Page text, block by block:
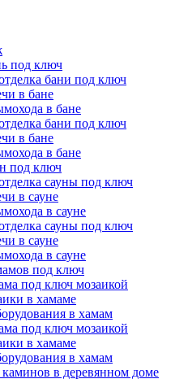
под ключ
бани под ключ
в бане
в бане
бани под ключ
в бане
в бане
под ключ
сауны под ключ
в сауне
в сауне
сауны под ключ
в сауне
в сауне
под ключ
под ключ мозаикой
в хамаме
в хамам
под ключ мозаикой
в хамаме
в хамам
в деревянном доме